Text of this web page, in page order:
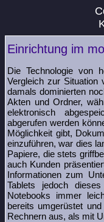
Einrichtung im
Die Technologie von
Vergleich zur
damals dominierten
Akten und Ordner,
elektronisch
abgerufen werden
Möglichkeit gibt,
einzuführen, war dies
Papiere, die stets
auch Kunden
Informationen zum
Tablets jedoch
Notebooks immer
bereits umgerüstet
Rechnern aus, als mit